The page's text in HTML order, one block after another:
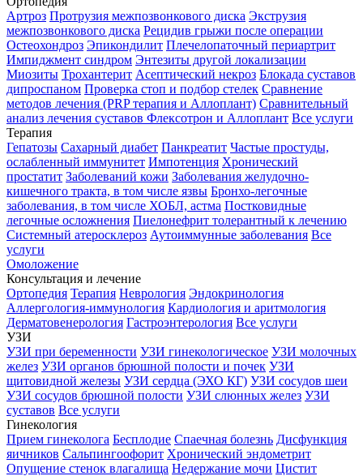
Артроз Протрузия межпозвонкового диска Экструзия
межпозвонкового диска Рецидив грыжи после операции
Остеохондроз Эпикондилит Плечелопаточный периартрит
Импиджмент синдром Энтезиты другой локализации
Миозиты Трохантерит Асептический некроз Блокада суставов
дипроспаном Проверка стоп и подбор стелек Сравнение
методов лечения (PRP терапия и Аллоплант) Сравнительный
анализ лечения суставов Флексотрон и Аллоплант Все услуги
Терапия
Гепатозы Сахарный диабет Панкреатит Частые простуды,
ослабленный иммунитет Импотенция Хронический
простатит Заболеваний кожи Заболевания желудочно-
кишечного тракта, в том числе язвы Бронхо-легочные
заболевания, в том числе ХОБЛ, астма Постковидные
легочные осложнения Пиелонефрит толерантный к лечению
Системный атеросклероз Аутоиммунные заболевания Все
услуги
Омоложение
Консультация и лечение
Ортопедия Терапия Неврология Эндокринология
Аллергология-иммунология Кардиология и аритмология
Дерматовенерология Гастроэнтерология Все услуги
УЗИ
УЗИ при беременности УЗИ гинекологическое УЗИ молочных
желез УЗИ органов брюшной полости и почек УЗИ
щитовидной железы УЗИ сердца (ЭХО КГ) УЗИ сосудов шеи
УЗИ сосудов брюшной полости УЗИ слюнных желез УЗИ
суставов Все услуги
Гинекология
Прием гинеколога Бесплодие Спаечная болезнь Дисфункция
яичников Сальпингоофорит Хронический эндометрит
Опущение стенок влагалища Недержание мочи Цистит